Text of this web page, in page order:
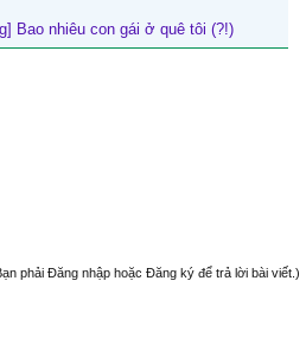
Bao nhiêu con gái ở quê tôi (?!)
phải Đăng nhập hoặc Đăng ký để trả lời bài viết.)